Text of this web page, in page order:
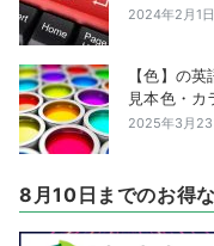
2024年2月1日
【色】の
見本色・カ
2025年3月23
8月10日までのお得